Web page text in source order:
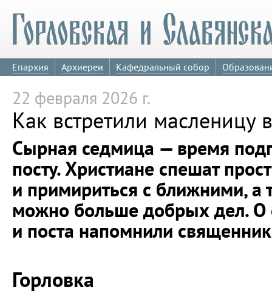
Епархия Архиереи Кафедральный собор
22 февраля 2026 г.
Как встретили масленицу
Сырная седмица — время
посту. Христиане спешат
и примириться с ближними, а
можно больше добрых дел.
и поста напомнили
Горловка